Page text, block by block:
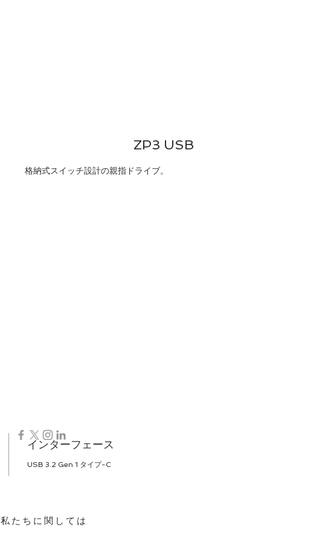
ZP3 USB
格納式スイッチ設計の親指ドライブ。
インターフェース
USB 3.2 Gen 1 タイプ-C
私たちに関しては